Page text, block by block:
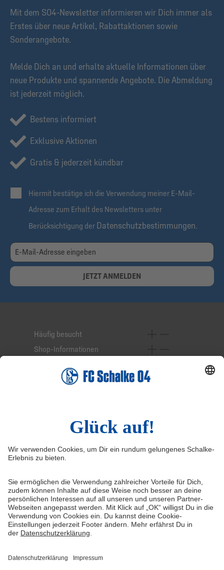
Mit dem S04-Newsletter informieren wir Dich immer als
Erstes über neue Artikel, Rabattaktionen sowie
Sonderangebote.
Melde Dich an und erhalte aktuelle Informationen über
neue Produkte und spannende Angebote. Die Abmeldung
ist jederzeit möglich.
Bestens informiert
Exklusive Aktionen
Gratis & jederzeit kündbar
Hiermit bestätige ich die Verwendung meiner E-Mail-
Adresse zum Erhalt des Newsletters unter
Berücksichtigung der Datenschutzbestimmungen.
JETZT ANMELDEN
Häufig besucht
Shop-Informationen
Service-Hotline
Widerruf Vertrag widerrufen
AGB
Cookie-Einstellungen
Datenschutzerklärung Impressum